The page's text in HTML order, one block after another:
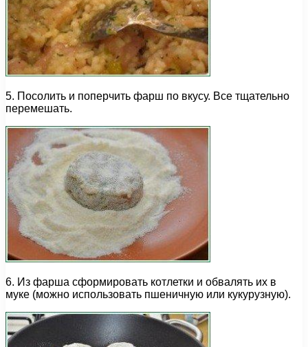
5. Посолить и поперчить фарш по вкусу. Все тщательно
перемешать.
6. Из фарша сформировать котлетки и обвалять их в
муке (можно использовать пшеничную или кукурузную).